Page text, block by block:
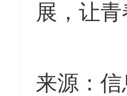
展，让
来源 ： 信